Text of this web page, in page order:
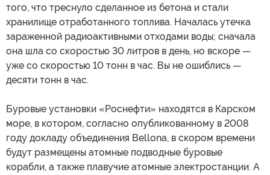
того, что треснуло сделанное из бетона и стали
хранилище отработанного топлива. Началась утечка
зараженной радиоактивными отходами воды; сначала
она шла со скоростью 30 литров в день, но вскоре —
уже со скоростью 10 тонн в час. Вы не ошиблись —
десяти тонн в час.
Буровые установки «Роснефти» находятся в Карском
море, в котором, согласно опубликованному в 2008
году докладу объединения Bellona, в скором времени
будут размещены атомные подводные буровые
корабли, а также плавучие атомные электростанции. А